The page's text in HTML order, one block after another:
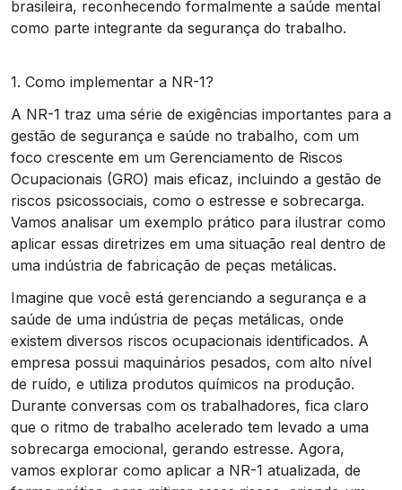
brasileira, reconhecendo formalmente a saúde mental
como parte integrante da segurança do trabalho.
1. Como implementar a NR-1?
A NR-1 traz uma série de exigências importantes para a
gestão de segurança e saúde no trabalho, com um
foco crescente em um Gerenciamento de Riscos
Ocupacionais (GRO) mais eficaz, incluindo a gestão de
riscos psicossociais, como o estresse e sobrecarga.
Vamos analisar um exemplo prático para ilustrar como
aplicar essas diretrizes em uma situação real dentro de
uma indústria de fabricação de peças metálicas.
Imagine que você está gerenciando a segurança e a
saúde de uma indústria de peças metálicas, onde
existem diversos riscos ocupacionais identificados. A
empresa possui maquinários pesados, com alto nível
de ruído, e utiliza produtos químicos na produção.
Durante conversas com os trabalhadores, fica claro
que o ritmo de trabalho acelerado tem levado a uma
sobrecarga emocional, gerando estresse. Agora,
vamos explorar como aplicar a NR-1 atualizada, de